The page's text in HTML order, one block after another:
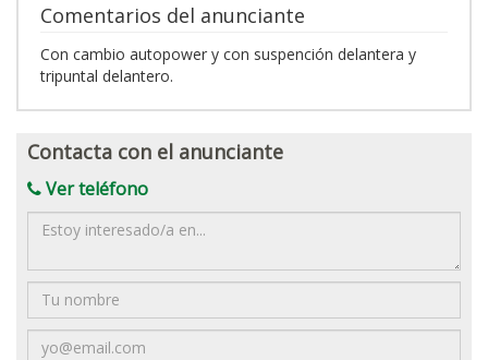
Comentarios del anunciante
Con cambio autopower y con suspención delantera y
tripuntal delantero.
Contacta con el anunciante
Ver teléfono
Mensaje
Nombre
Email